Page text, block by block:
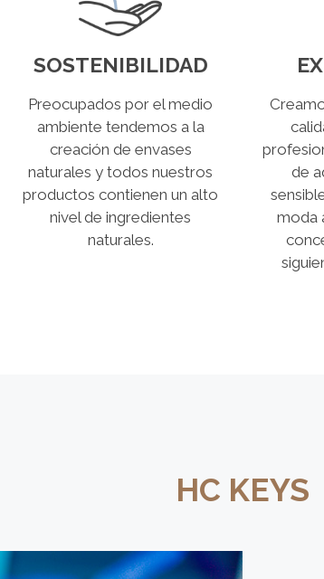
SOSTENIBILIDAD
Preocupados por el medio
ambiente tendemos a la
creación de envases
naturales y todos nuestros
productos contienen un alto
nivel de ingredientes
naturales.
de
moda
HC KEYS